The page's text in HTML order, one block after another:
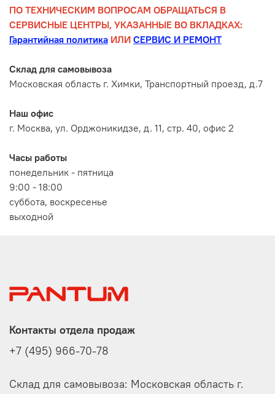
ПО ТЕХНИЧЕСКИМ ВОПРОСАМ ОБРАЩАТЬСЯ В
СЕРВИСНЫЕ ЦЕНТРЫ, УКАЗАННЫЕ ВО ВКЛАДКАХ:
Гарантийная политика ИЛИ СЕРВИС И РЕМОНТ
Склад для самовывоза
Московская область г. Химки, Транспортный проезд, д.7
Наш офис
г. Москва, ул. Орджоникидзе, д. 11, стр. 40, офис 2
Часы работы
понедельник - пятница
9:00 - 18:00
суббота, воскресенье
выходной
Контакты отдела продаж
+7 (495) 966-70-78
Склад для самовывоза: Московская область г.